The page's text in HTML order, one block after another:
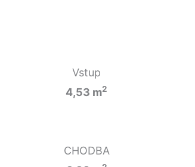
Vstup
4,53 m2
CHODBA